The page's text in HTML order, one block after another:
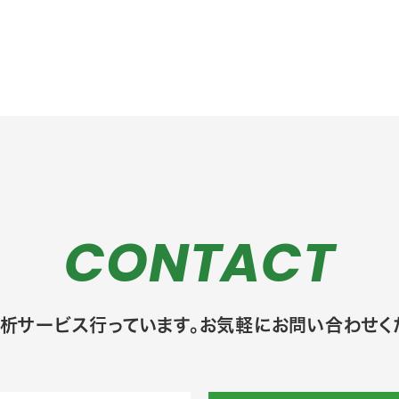
CONTACT
サービス行っています。お気軽にお問い合わせく